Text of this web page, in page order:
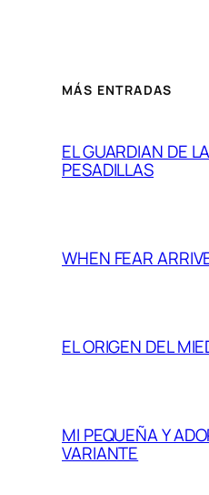
MÁS ENTRADAS
EL GUARDIAN DE
PESADILLAS
WHEN FEAR
EL ORIGEN DEL
MI PEQUEÑA Y
VARIANTE